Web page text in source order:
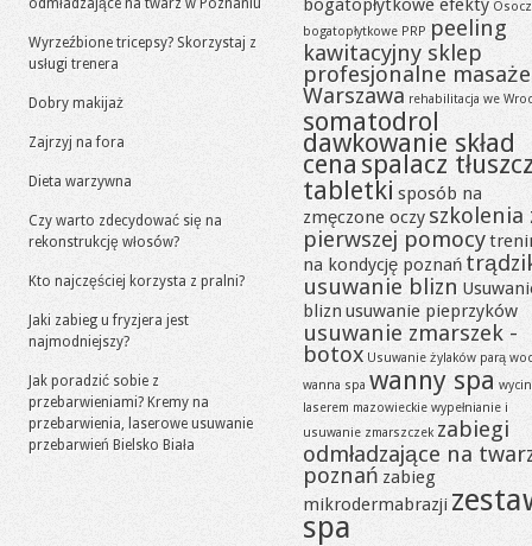
odmładzające na twarz w Poznaniu
Wyrzeźbione tricepsy? Skorzystaj z
usługi trenera
Dobry makijaż
Zajrzyj na fora
Dieta warzywna
Czy warto zdecydować się na
rekonstrukcję włosów?
Kto najczęściej korzysta z pralni?
Jaki zabieg u fryzjera jest
najmodniejszy?
Jak poradzić sobie z
przebarwieniami? Kremy na
przebarwienia, laserowe usuwanie
przebarwień Bielsko Biała
bogatopłytkowe efekty
bogatopłytkowe PRP peeling
kawitacyjny sklep
profesjonalne masaże
Warszawa rehabilitacja we
somatodrol
dawkowanie skład
cena spalacz
tabletki sposób na
zmęczone oczy szkolenia
pierwszej pomocy
na kondycję poznań
usuwanie blizn
blizn usuwanie pieprzyków
usuwanie zmarszek -
botox Usuwanie żylaków parą
wanna spa wanny spa
laserem mazowieckie wypełnianie i
usuwanie zmarszczek zabiegi
odmładzające na
poznań zabieg
mikrodermabrazji
spa